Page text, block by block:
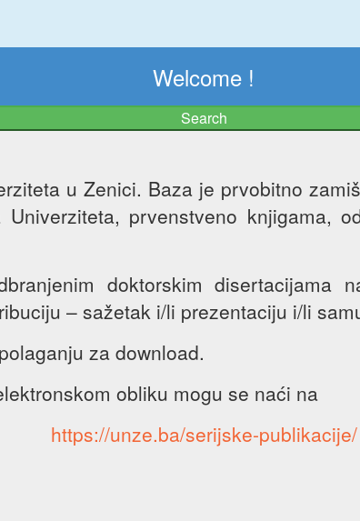
Welcome !
Search
u Zenici. Baza je prvobitno
prvenstveno knjigama,
doktorskim disertacijama
– sažetak i/li prezentaciju i/li
za download.
obliku mogu se naći na
https://unze.ba/serijske-publikacije/